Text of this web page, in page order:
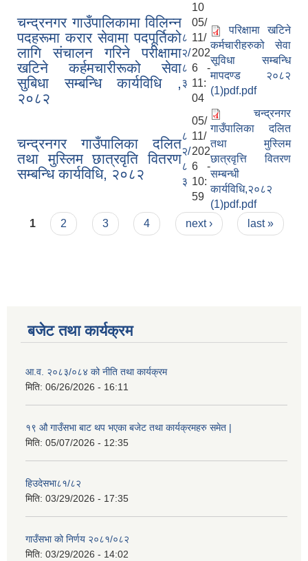
10
चन्द्रनगर गाउँपालिकामा विलिन्न
पदहरूमा करार सेवामा पदपूर्तिको
लागि संचालन गरिने परीक्षामा
खटिने कर्हमचारीरूको सेवा
सुबिधा सम्बन्धि कार्यविधि ,
२०८२
८
२/
८
३
05/
11/
202
6 -
11:
04
परिक्षामा खटिने
कर्मचारीहरुको सेवा
सूविधा सम्बन्धि
मापदण्ड २०८२
(1)pdf.pdf
चन्द्रनगर गाउँपालिका दलित
तथा मुस्लिम छात्रवृति वितरण
सम्बन्धि कार्यविधि, २०८२
८
२/
८
३
05/
11/
202
6 -
10:
59
चन्द्रनगर
गाउँपालिका दलित
तथा मुस्लिम
छात्रवृत्ति वितरण
सम्बन्धी
कार्यविधि,२०८२
(1)pdf.pdf
Pages
1 2 3 4 next › last »
बजेट तथा कार्यक्रम
आ.व. २०८३/०८४ को नीति तथा कार्यक्रम
मिति: 06/26/2026 - 16:11
१९ औ गाउँसभा बाट थप भएका बजेट तथा कार्यक्रमहरु समेत |
मिति: 05/07/2026 - 12:35
हिउदेसभा८१/८२
मिति: 03/29/2026 - 17:35
गाउँसभा को निर्णय २०८१/०८२
मिति: 03/29/2026 - 14:02